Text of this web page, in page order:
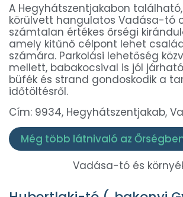
A Hegyhátszentjakabon
körülvett hangulatos Vadása-tó
számtalan értékes őrségi
amely kitűnő célpont lehet
számára. Parkolási lehetőség
mellett, babakocsival is jól
büfék és strand gondoskodik a
időtöltésről.
Cím: 9934, Hegyhátszentjakab,
Még több látnivaló az
Vadása-tó és